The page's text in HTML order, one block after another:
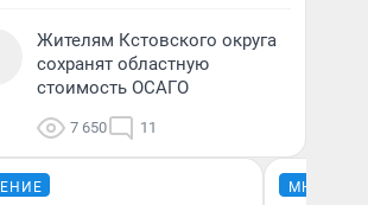
Жителям Кстовского округа
сохранят областную
стоимость ОСАГО
7 650 11
МНЕНИЕ